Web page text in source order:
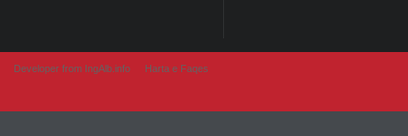
Developer from IngAlb.info Harta e Faqes